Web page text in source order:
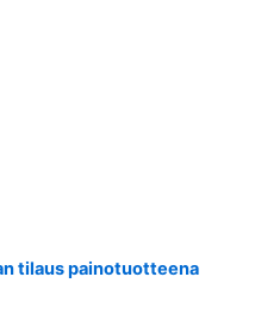
tilaus painotuotteena